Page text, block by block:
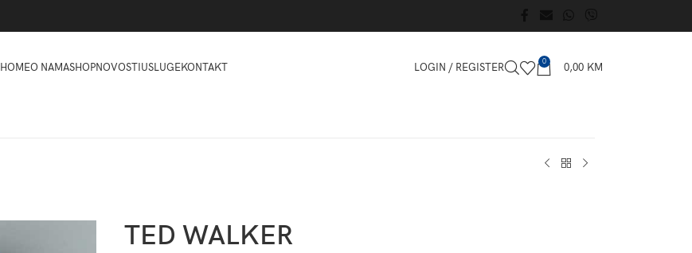
HOMEO NAMASHOPNOVOSTIUSLUGEKONTAKT LOGIN / REGISTER 0 0,00 KM
TED WALKER